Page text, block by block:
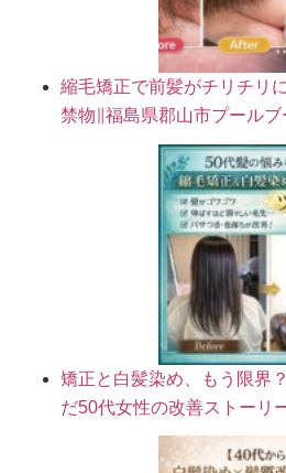
縮毛矯正で前髪がチリチリ
禁物∥福島県郡山市プールブ
矯正と白髪染め、もう限界
だ50代女性の改善ストーリ